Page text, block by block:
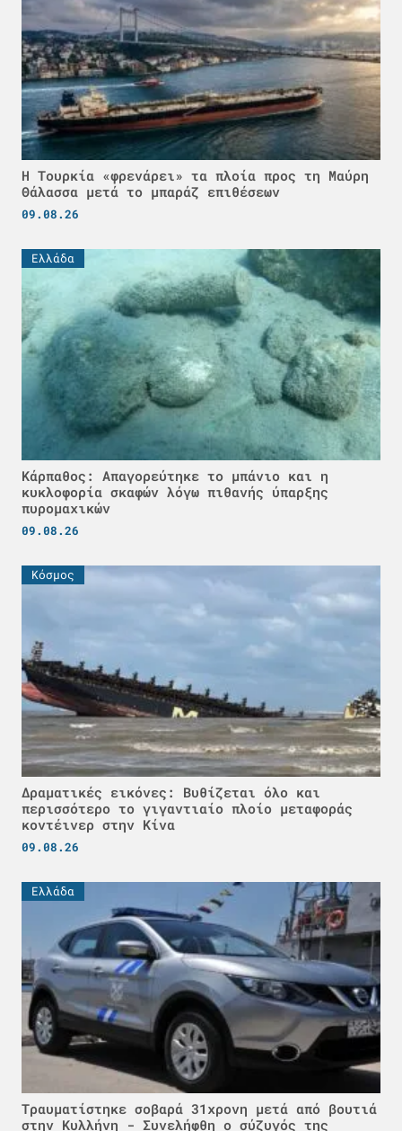
Η Τουρκία «φρενάρει» τα πλοία προς τη Μαύρη
Θάλασσα μετά το μπαράζ επιθέσεων
09.08.26
Ελλάδα
Κάρπαθος: Απαγορεύτηκε το μπάνιο και η
κυκλοφορία σκαφών λόγω πιθανής ύπαρξης
πυρομαχικών
09.08.26
Κόσμος
Δραματικές εικόνες: Βυθίζεται όλο και
περισσότερο το γιγαντιαίο πλοίο μεταφοράς
κοντέινερ στην Κίνα
09.08.26
Ελλάδα
Τραυματίστηκε σοβαρά 31χρονη μετά από βουτιά
στην Κυλλήνη - Συνελήφθη ο σύζυγός της